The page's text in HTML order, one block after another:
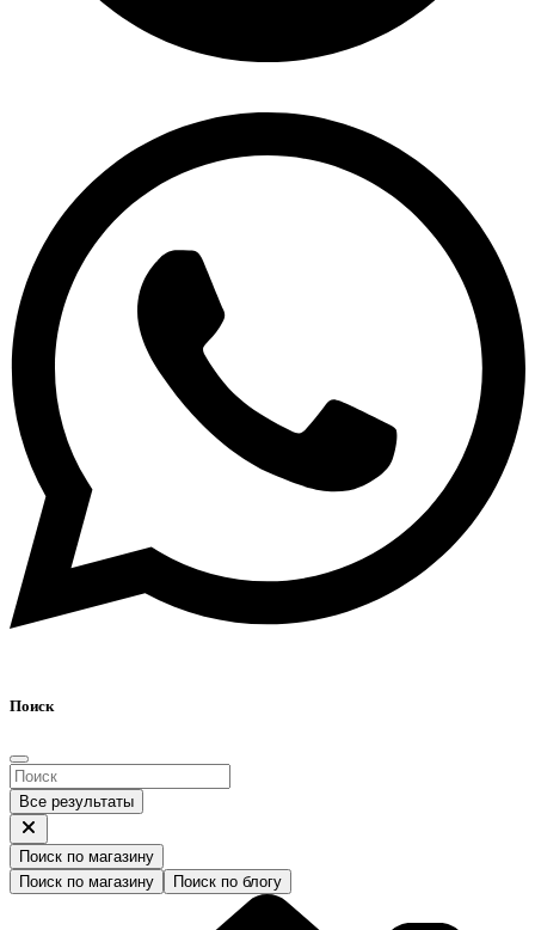
Поиск
Все результаты
Поиск по магазину
Поиск по магазину
Поиск по блогу